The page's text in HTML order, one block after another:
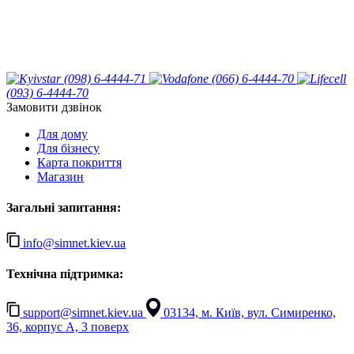
(098) 6-4444-71
(066) 6-4444-70
(093) 6-4444-70
Замовити дзвінок
Для дому
Для бізнесу
Карта покриття
Магазин
Загальні запитання:
info@simnet.kiev.ua
Технічна підтримка:
support@simnet.kiev.ua
03134, м. Київ, вул. Симиренко,
36, корпус А, 3 поверх